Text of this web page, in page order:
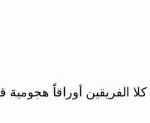
الفريقين أوراقاً